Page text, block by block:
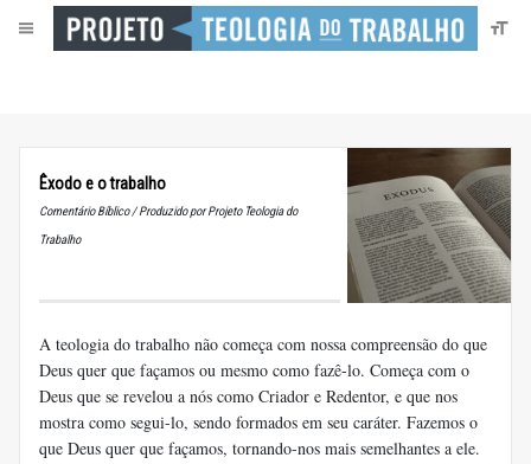
Êxodo e o trabalho
Comentário Bíblico / Produzido por Projeto Teologia do
Trabalho
A teologia do trabalho não começa com nossa compreensão do que
Deus quer que façamos ou mesmo como fazê-lo. Começa com o
Deus que se revelou a nós como Criador e Redentor, e que nos
mostra como segui-lo, sendo formados em seu caráter. Fazemos o
que Deus quer que façamos, tornando-nos mais semelhantes a ele.